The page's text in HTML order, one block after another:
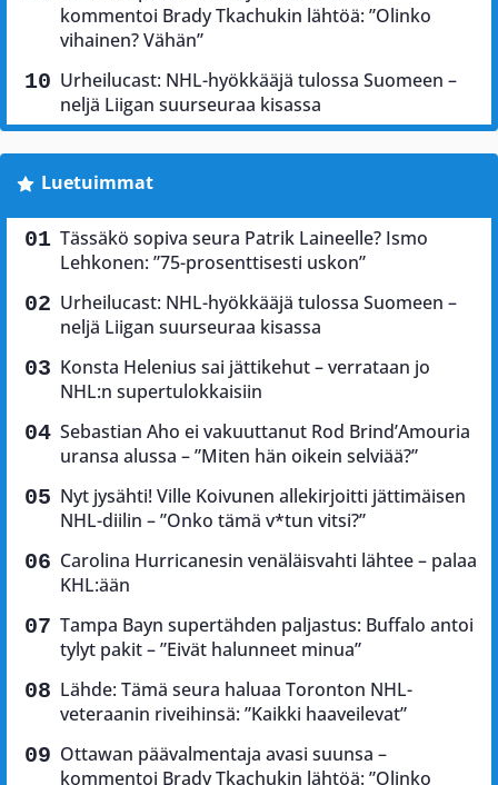
kommentoi Brady Tkachukin lähtöä: ”Olinko
vihainen? Vähän”
Urheilucast: NHL-hyökkääjä tulossa Suomeen –
neljä Liigan suurseuraa kisassa
Luetuimmat
Tässäkö sopiva seura Patrik Laineelle? Ismo
Lehkonen: ”75-prosenttisesti uskon”
Urheilucast: NHL-hyökkääjä tulossa Suomeen –
neljä Liigan suurseuraa kisassa
Konsta Helenius sai jättikehut – verrataan jo
NHL:n supertulokkaisiin
Sebastian Aho ei vakuuttanut Rod Brind’Amouria
uransa alussa – ”Miten hän oikein selviää?”
Nyt jysähti! Ville Koivunen allekirjoitti jättimäisen
NHL-diilin – ”Onko tämä v*tun vitsi?”
Carolina Hurricanesin venäläisvahti lähtee – palaa
KHL:ään
Tampa Bayn supertähden paljastus: Buffalo antoi
tylyt pakit – ”Eivät halunneet minua”
Lähde: Tämä seura haluaa Toronton NHL-
veteraanin riveihinsä: ”Kaikki haaveilevat”
Ottawan päävalmentaja avasi suunsa –
kommentoi Brady Tkachukin lähtöä: ”Olinko